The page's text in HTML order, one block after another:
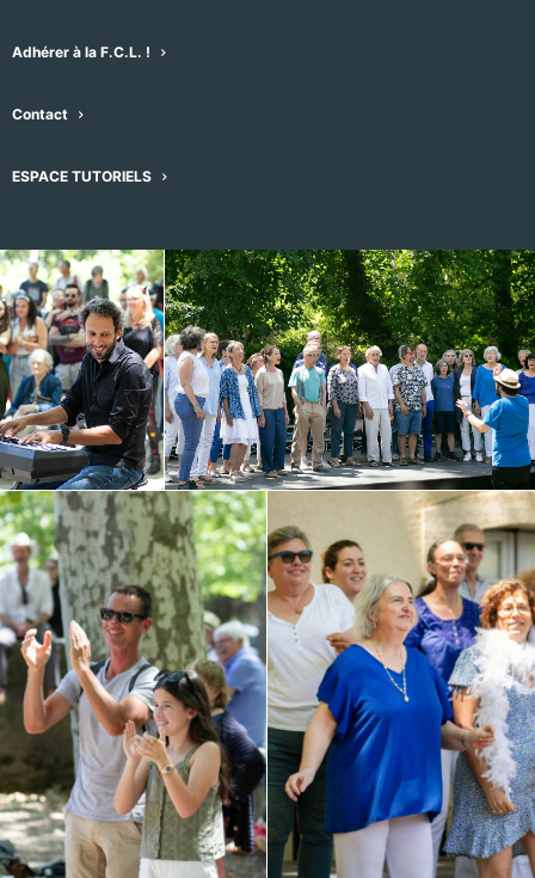
Adhérer à la F.C.L. !
Contact
ESPACE TUTORIELS